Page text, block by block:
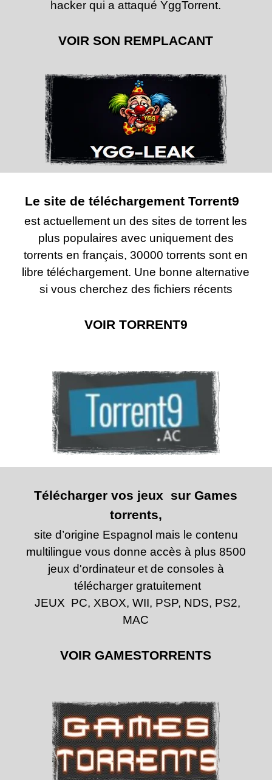
hacker qui a attaqué YggTorrent.
VOIR SON REMPLACANT
Le site de téléchargement Torrent9
est actuellement un des sites de torrent les
plus populaires avec uniquement des
torrents en français, 30000 torrents sont en
libre téléchargement. Une bonne alternative
si vous cherchez des fichiers récents
VOIR TORRENT9
Télécharger vos jeux sur Games
torrents,
site d’origine Espagnol mais le contenu
multilingue vous donne accès à plus 8500
jeux d'ordinateur et de consoles à
télécharger gratuitement
JEUX PC, XBOX, WII, PSP, NDS, PS2,
MAC
VOIR GAMESTORRENTS